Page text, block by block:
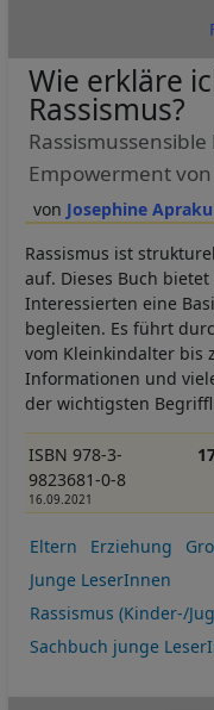
Josephine Apraku
Wie erkläre
Rassismus?
Empowerment
Rassismus ist
auf. Dieses Buch
Interessierten eine
begleiten. Es führt
vom Kleinkindalter bis
Informationen und
der wichtigsten
ISBN 978-3-
9823681-0-8
16.09.2021
Eltern Erziehung
Junge LeserInnen
Rassismus (Kinder-/
Sachbuch junge